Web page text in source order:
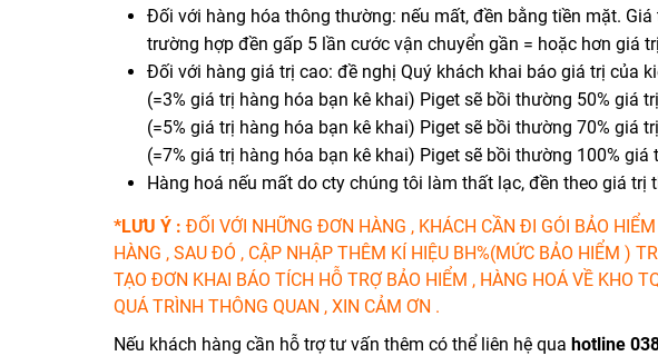
Đối với hàng hóa thông thường: nếu mất, đền bằng tiền mặt.
trường hợp đền gấp 5 lần cước vận chuyển gần = hoặc hơn giá
Đối với hàng giá trị cao: đề nghị Quý khách khai báo giá trị của
(=3% giá trị hàng hóa bạn kê khai) Piget sẽ bồi thường 50% giá
(=5% giá trị hàng hóa bạn kê khai) Piget sẽ bồi thường 70% giá
(=7% giá trị hàng hóa bạn kê khai) Piget sẽ bồi thường 100%
Hàng hoá nếu mất do cty chúng tôi làm thất lạc, đền theo giá
*LƯU Ý : ĐỐI VỚI NHỮNG ĐƠN HÀNG , KHÁCH CẦN ĐI GÓI BẢO
HÀNG , SAU ĐÓ , CẬP NHẬP THÊM KÍ HIỆU BH%(MỨC BẢO HIỂM )
TẠO ĐƠN KHAI BÁO TÍCH HỖ TRỢ BẢO HIỂM , HÀNG HOÁ VỀ KHO
QUÁ TRÌNH THÔNG QUAN , XIN CẢM ƠN .
Nếu khách hàng cần hỗ trợ tư vấn thêm có thể liên hệ qua hotline